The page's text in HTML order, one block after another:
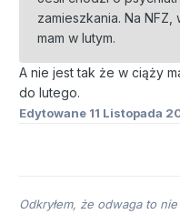
zamieszkania. Na
mam w lutym.
A nie jest tak że w ciąży
do lutego.
Edytowane 11 Listopada
Odkryłem, że odwaga to